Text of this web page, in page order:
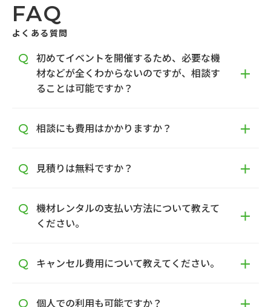
FAQ
よくある質問
初めてイベントを開催するため、必要な機
材などが全くわからないのですが、相談す
ることは可能ですか？
相談にも費用はかかりますか？
見積りは無料ですか？
機材レンタルの支払い方法について教えて
ください。
キャンセル費用について教えてください。
個人での利用も可能ですか？